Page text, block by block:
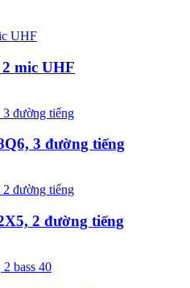
mic UHF
3 đường tiếng
2 đường tiếng